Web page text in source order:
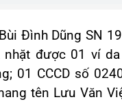
Đình Dũng SN
được 01 ví
01 CCCD số
tên Lưu Văn